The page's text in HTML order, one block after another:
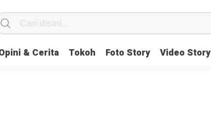
& Cerita Tokoh Foto Story Video Story